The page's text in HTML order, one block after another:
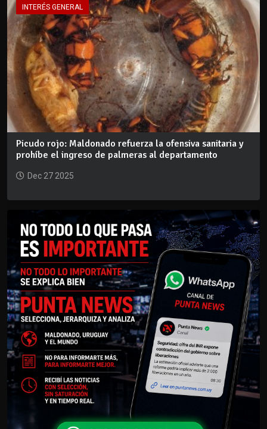
INTERÉS GENERAL
Picudo rojo: Maldonado refuerza la ofensiva sanitaria y
prohíbe el ingreso de palmeras al departamento
Dec 27 2025